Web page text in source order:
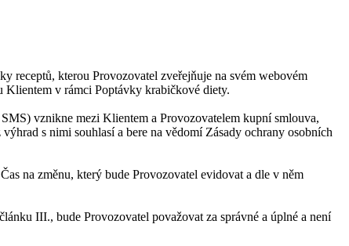
receptů, kterou Provozovatel zveřejňuje na svém webovém
Klientem v rámci Poptávky krabičkové diety.
vznikne mezi Klientem a Provozovatelem kupní smlouva,
s nimi souhlasí a bere na vědomí Zásady ochrany osobních
na změnu, který bude Provozovatel evidovat a dle v něm
III., bude Provozovatel považovat za správné a úplné a není